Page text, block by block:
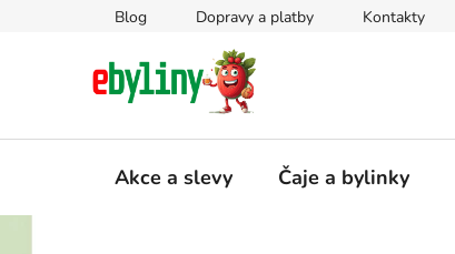
Blog Dopravy a platby Kontakty
Akce a slevy Čaje a bylinky